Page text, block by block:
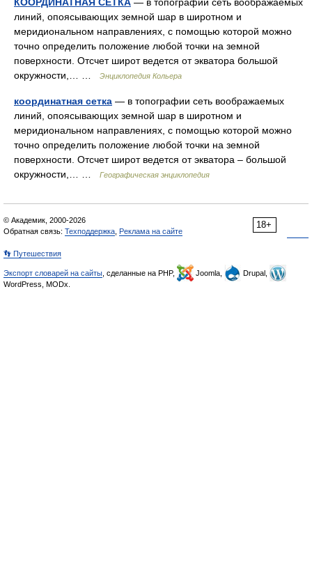
линий, опоясывающих земной шар в широтном и
меридиональном направлениях, с помощью которой можно
точно определить положение любой точки на земной
поверхности. Отсчет широт ведется от экватора большой
окружности,… …
Энциклопедия Кольера
координатная сетка — в топографии сеть воображаемых
линий, опоясывающих земной шар в широтном и
меридиональном направлениях, с помощью которой можно
точно определить положение любой точки на земной
поверхности. Отсчет широт ведется от экватора – большой
окружности,… …
Географическая энциклопедия
18+
© Академик, 2000-2026
Обратная связь: Техподдержка Реклама на сайте
👣 Путешествия
Экспорт словарей на сайты , сделанные на PHP, Joomla,
Drupal,
WordPress, MODx.